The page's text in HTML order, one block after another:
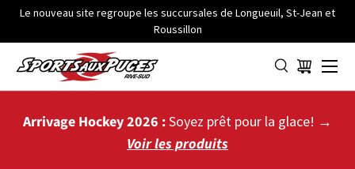
ALLER AU CONTENU
Le nouveau site regroupe les succursales de Longueuil, St-Jean et
Roussillon
Panier
Menu
Arrivage Hockey 2026 :Soyez prêt pour la glace! →
Voir les produits